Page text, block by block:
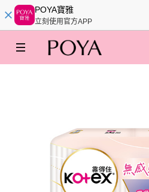
POYA寶雅
立刻使用官方APP